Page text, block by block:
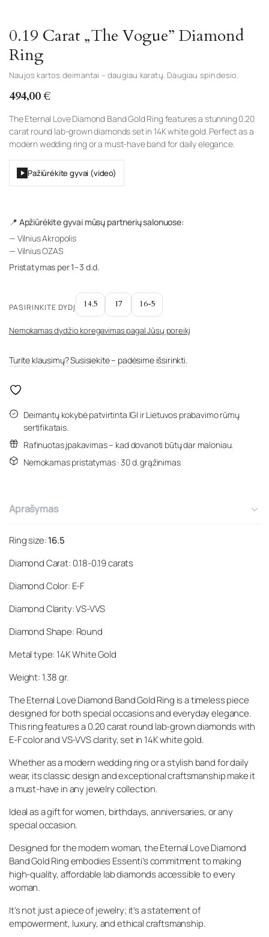
0.19 Carat „The Vogue” Diamond
Ring
Naujos kartos deimantai – daugiau karatų. Daugiau spindesio.
494,00€
The Eternal Love Diamond Band Gold Ring features a stunning 0.20
carat round lab-grown diamonds set in 14K white gold. Perfect as a
modern wedding ring or a must-have band for daily elegance.
Pažiūrėkite gyvai (video)
📍 Apžiūrėkite gyvai mūsų partnerių salonuose:
— Vilnius Akropolis
— Vilnius OZAS
Pristatymas per 1–3 d.d.
PASIRINKITE DYDĮ 14.5 17 16-5
Nemokamas dydžio koregavimas pagal Jūsų poreikį
Turite klausimų? Susisiekite – padėsime išsirinkti.
Deimantų kokybė patvirtinta IGI ir Lietuvos prabavimo rūmų
sertifikatais.
Rafinuotas įpakavimas – kad dovanoti būtų dar maloniau.
Nemokamas pristatymas · 30 d. grąžinimas
Aprašymas
Ring size:16.5
Diamond Carat: 0.18-0.19 carats
Diamond Color: E-F
Diamond Clarity: VS-VVS
Diamond Shape: Round
Metal type: 14K White Gold
Weight: 1.38 gr.
The Eternal Love Diamond Band Gold Ring is a timeless piece
designed for both special occasions and everyday elegance.
This ring features a 0.20 carat round lab-grown diamonds with
E-F color and VS-VVS clarity, set in 14K white gold.
Whether as a modern wedding ring or a stylish band for daily
wear, its classic design and exceptional craftsmanship make it
a must-have in any jewelry collection.
Ideal as a gift for women, birthdays, anniversaries, or any
special occasion.
Designed for the modern woman, the Eternal Love Diamond
Band Gold Ring embodies Essenti’s commitment to making
high-quality, affordable lab diamonds accessible to every
woman.
It’s not just a piece of jewelry; it’s a statement of
empowerment, luxury, and ethical craftsmanship.